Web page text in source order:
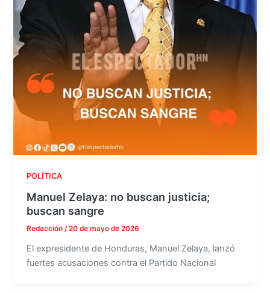
POLÍTICA
Manuel Zelaya: no buscan justicia;
buscan sangre
Redacción/20 de mayo de 2026
El expresidente de Honduras, Manuel Zelaya, lanzó
fuertes acusaciones contra el Partido Nacional